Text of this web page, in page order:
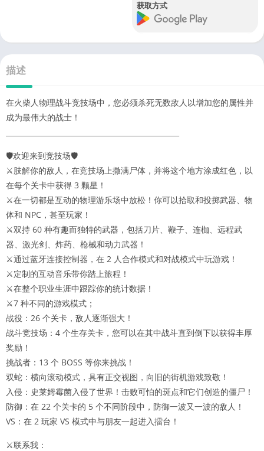
获取方式
描述
在火柴人物理战斗竞技场中，您必须杀死无数敌人以增加您的属性并
成为最伟大的战士！
🛡️欢迎来到竞技场🛡️
⚔️肢解你的敌人，在竞技场上撒满尸体，并将这个地方涂成红色，以
在每个关卡中获得 3 颗星！
⚔️在一切都是互动的物理游乐场中放松！你可以拾取和投掷武器、物
体和 NPC，甚至玩家！
⚔️双持 60 种有趣而独特的武器，包括刀片、鞭子、连枷、远程武
器、激光剑、炸药、枪械和动力武器！
⚔️通过蓝牙连接控制器，在 2 人合作模式和对战模式中玩游戏！
⚔️定制的互动音乐带你踏上旅程！
⚔️在整个职业生涯中跟踪你的统计数据！
⚔️7 种不同的游戏模式；
战役：26 个关卡，敌人逐渐强大！
战斗竞技场：4 个生存关卡，您可以在其中战斗直到倒下以获得丰厚
奖励！
挑战者：13 个 BOSS 等你来挑战！
双蛇：横向滚动模式，具有正交视图，向旧的街机游戏致敬！
入侵：史莱姆霉菌入侵了世界！击败可怕的斑点和它们创造的僵尸！
防御：在 22 个关卡的 5 个不同阶段中，防御一波又一波的敌人！
VS：在 2 玩家 VS 模式中与朋友一起进入擂台！
⚔️联系我：